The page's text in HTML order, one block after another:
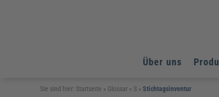
Über uns
Arbeitsschutz
Arbeitsschutz
Arbeitsschutz
Sie sind hier: Startseite » Glossar » S »Stichtagsinventur